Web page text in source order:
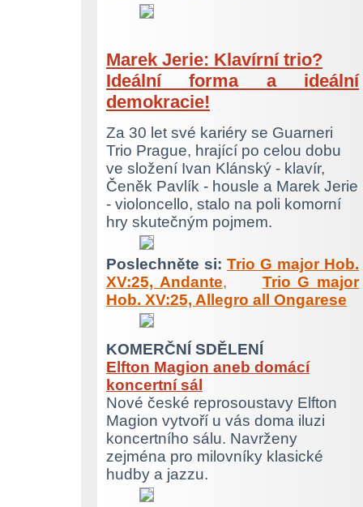
Marek Jerie: Klavírní trio?
Ideální formaa ideální
demokracie!
Za 30 let své kariéry se Guarneri
Trio Prague, hrající po celou dobu
ve složení Ivan Klánský - klavír,
Čeněk Pavlík - housle a Marek Jerie
- violoncello, stalo na poli komorní
hry skutečným pojmem.
Poslechněte si: Trio G major Hob.
XV:25, Andante, Trio G major
Hob. XV:25, Allegro all Ongarese
KOMERČNÍ SDĚLENÍ
Elfton Magion aneb domácí
koncertní sál
Nové české reprosoustavy Elfton
Magion vytvoří u vás doma iluzi
koncertního sálu. Navrženy
zejména pro milovníky klasické
hudby a jazzu.